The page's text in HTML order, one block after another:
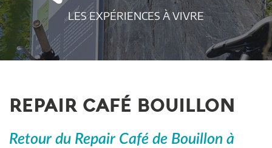
LES EXPÉRIENCES À VIVRE
REPAIR CAFÉ BOUILLON
Retour du Repair Café de Bouillon à